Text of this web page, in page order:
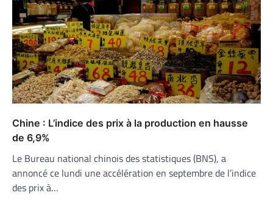
Chine : L’indice des prix à la production en hausse
de 6,9%
Le Bureau national chinois des statistiques (BNS), a
annoncé ce lundi une accélération en septembre de l’indice
des prix à…